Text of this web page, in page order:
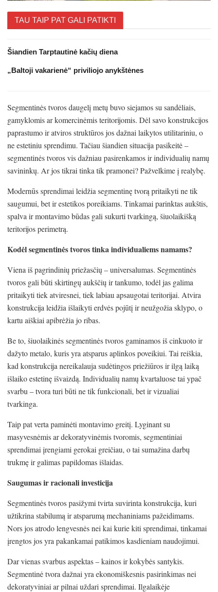
TAU TAIP PAT GALI PATIKTI
Šiandien Tarptautinė kačių diena
„Baltoji vakarienė“ priviliojo anykštėnes
Segmentinės tvoros daugelį metų buvo siejamos su sandėliais,
gamyklomis ar komercinėmis teritorijomis. Dėl savo konstrukcijos
paprastumo ir atviros struktūros jos dažnai laikytos utilitariniu, o
ne estetiniu sprendimu. Tačiau šiandien situacija pasikeitė –
segmentinės tvoros vis dažniau pasirenkamos ir individualių namų
savininkų. Ar jos tikrai tinka tik pramonei? Pažvelkime į realybę.
Modernūs sprendimai leidžia segmentinę tvorą pritaikyti ne tik
saugumui, bet ir estetikos poreikiams. Tinkamai parinktas aukštis,
spalva ir montavimo būdas gali sukurti tvarkingą, šiuolaikišką
teritorijos perimetrą.
Kodėl segmentinės tvoros tinka individualiems namams?
Viena iš pagrindinių priežasčių – universalumas. Segmentinės
tvoros gali būti skirtingų aukščių ir tankumo, todėl jas galima
pritaikyti tiek atviresnei, tiek labiau apsaugotai teritorijai. Atvira
konstrukcija leidžia išlaikyti erdvės pojūtį ir neužgožia sklypo, o
kartu aiškiai apibrėžia jo ribas.
Be to, šiuolaikinės segmentinės tvoros gaminamos iš cinkuoto ir
dažyto metalo, kuris yra atsparus aplinkos poveikiui. Tai reiškia,
kad konstrukcija nereikalauja sudėtingos priežiūros ir ilgą laiką
išlaiko estetinę išvaizdą. Individualių namų kvartaluose tai ypač
svarbu – tvora turi būti ne tik funkcionali, bet ir vizualiai
tvarkinga.
Taip pat verta paminėti montavimo greitį. Lyginant su
masyvesnėmis ar dekoratyvinėmis tvoromis, segmentiniai
sprendimai įrengiami gerokai greičiau, o tai sumažina darbų
trukmę ir galimas papildomas išlaidas.
Saugumas ir racionali investicija
Segmentinės tvoros pasižymi tvirta suvirinta konstrukcija, kuri
užtikrina stabilumą ir atsparumą mechaniniams pažeidimams.
Nors jos atrodo lengvesnės nei kai kurie kiti sprendimai, tinkamai
įrengtos jos yra pakankamai patikimos kasdieniam naudojimui.
Dar vienas svarbus aspektas – kainos ir kokybės santykis.
Segmentinė tvora dažnai yra ekonomiškesnis pasirinkimas nei
dekoratyviniai ar pilnai uždari sprendimai. Ilgalaikėje